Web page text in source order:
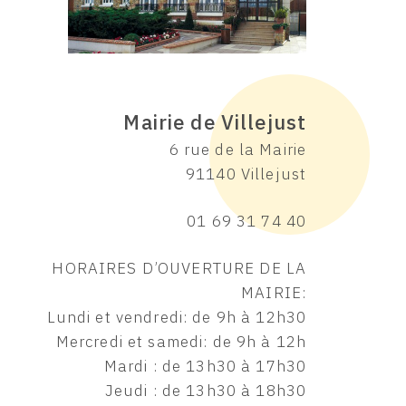
SUR
Mairie de Villejust
6 rue de la Mairie
91140 Villejust
01 69 31 74 40
HORAIRES D’OUVERTURE DE LA
MAIRIE:
Lundi et vendredi: de 9h à 12h30
Mercredi et samedi: de 9h à 12h
Mardi : de 13h30 à 17h30
Jeudi : de 13h30 à 18h30